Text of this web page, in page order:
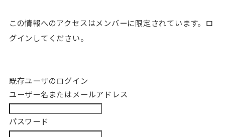
この情報へのアクセスはメンバーに限定されています。ロ
グインしてください。
既存ユーザのログイン
ユーザー名またはメールアドレス
パスワード